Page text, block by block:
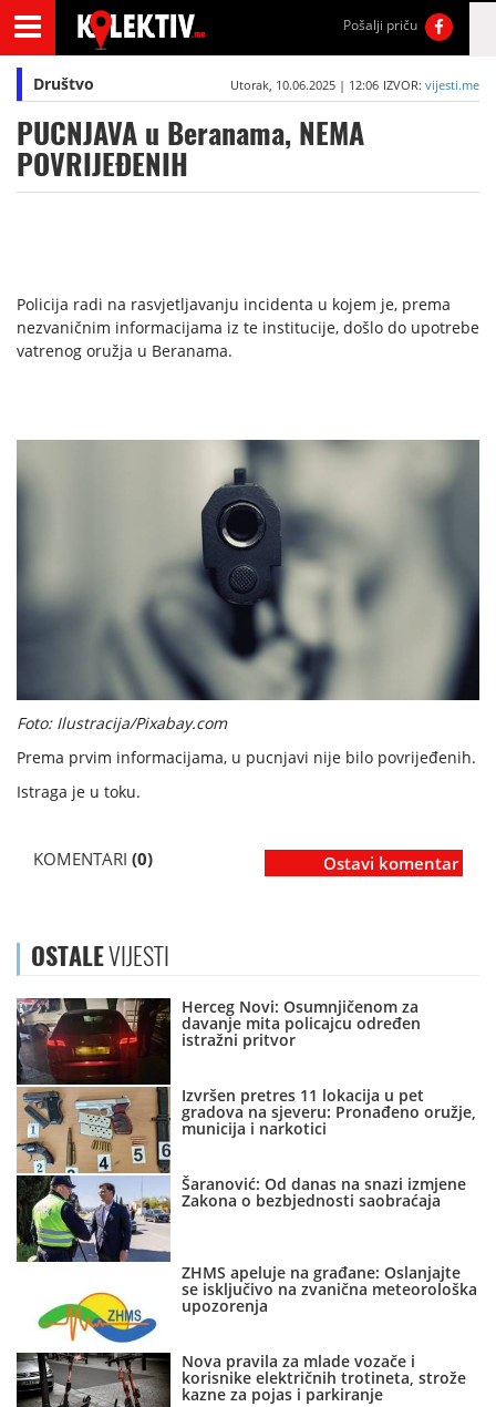
Pošalji priču
Društvo Utorak, 10.06.2025 | 12:06 IZVOR: vijesti.me
PUCNJAVA u Beranama, NEMA
POVRIJEĐENIH
Policija radi na rasvjetljavanju incidenta u kojem je, prema
nezvaničnim informacijama iz te institucije, došlo do upotrebe
vatrenog oružja u Beranama.
Foto: Ilustracija/Pixabay.com
Prema prvim informacijama, u pucnjavi nije bilo povrijeđenih.
Istraga je u toku.
KOMENTARI (0) Ostavi komentar
OSTALEVIJESTI
Herceg Novi: Osumnjičenom za
davanje mita policajcu određen
istražni pritvor
Izvršen pretres 11 lokacija u pet
gradova na sjeveru: Pronađeno oružje,
municija i narkotici
Šaranović: Od danas na snazi izmjene
Zakona o bezbjednosti saobraćaja
ZHMS apeluje na građane: Oslanjajte
se isključivo na zvanična meteorološka
upozorenja
Nova pravila za mlade vozače i
korisnike električnih trotineta, strože
kazne za pojas i parkiranje